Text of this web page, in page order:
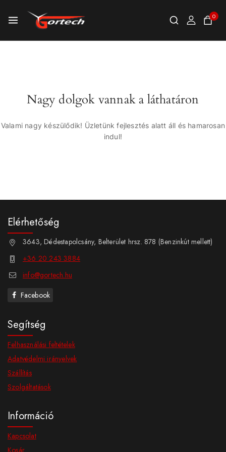
0
Nagy dolgok vannak a láthatáron
Valami nagy készülődik! Üzletünk fejlesztés alatt áll és hamarosan
indul!
Elérhetőség
3643, Dédestapolcsány, Belterület hrsz. 878 (Benzinkút mellett)
+36 20 243 3884
info@gortech.hu
Facebook
Segítség
Felhasználási feltételek
Adatvédelmi irányelvek
Szállítás
Szolgáltatások
Információ
Kapcsolat